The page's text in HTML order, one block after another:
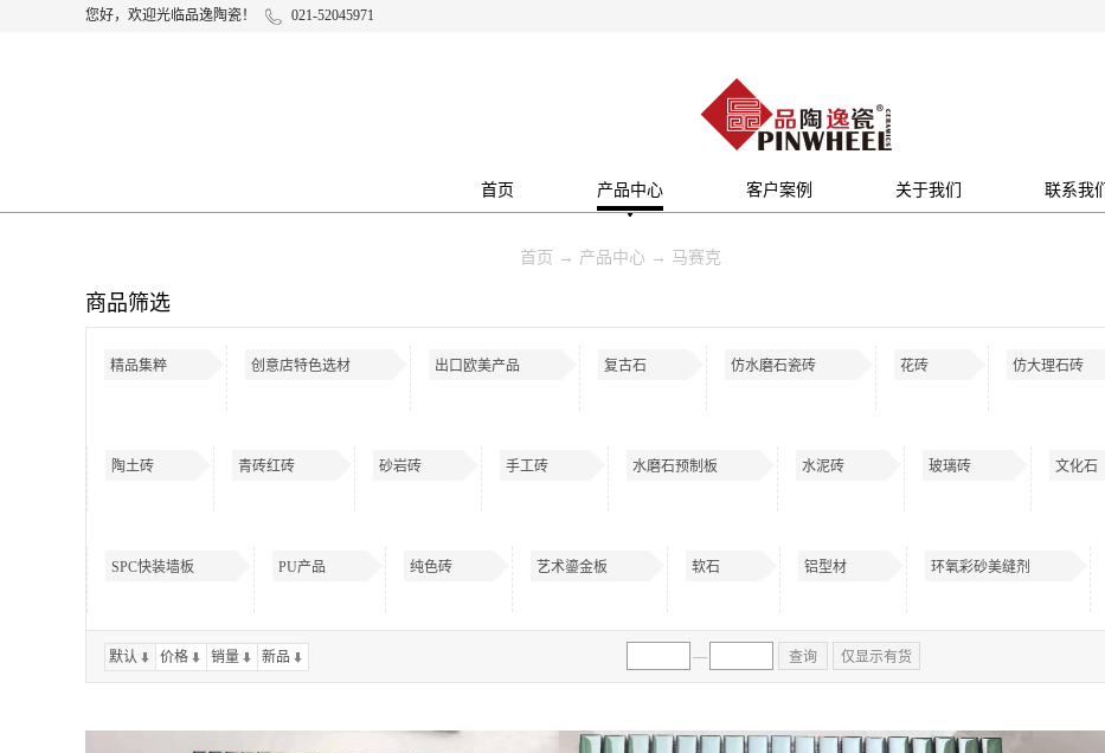
您好，欢迎光临品逸陶瓷！ 021-52045971
首页 产品中心 客户案例 关于我们 联系我们
首页 → 产品中心 → 马赛克
商品筛选
精品集粹 创意店特色选材 出口欧美产品 复古石 仿水磨石瓷砖 花砖 仿大理石砖
陶土砖 青砖红砖 砂岩砖 手工砖 水磨石预制板 水泥砖 玻璃砖 文化石
SPC快装墙板 PU产品 纯色砖 艺术鎏金板 软石 铝型材 环氧彩砂美缝剂
默认 价格 销量 新品 — 查询 仅显示有货